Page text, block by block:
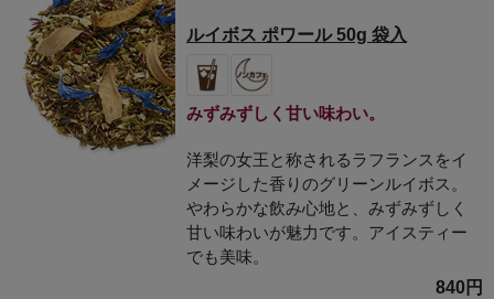
ルイボス ポワール 50g 袋入
みずみずしく甘い味わい。
洋梨の女王と称されるラフランスをイ
メージした香りのグリーンルイボス。
やわらかな飲み心地と、みずみずしく
甘い味わいが魅力です。アイスティー
でも美味。
840円